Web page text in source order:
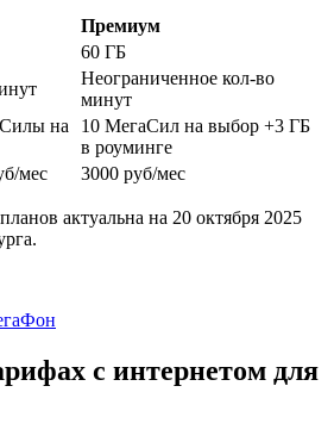
Премиум
60 ГБ
Неограниченное кол-во
минут
на
10 МегаСил на выбор +3 ГБ
в роуминге
мес 3000 руб/мес
актуальна на 20 октября 2025
с интернетом для